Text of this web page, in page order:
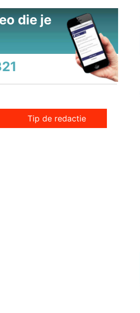
die je
Tip de redactie